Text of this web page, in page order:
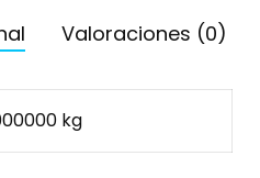
Valoraciones (0)
kg